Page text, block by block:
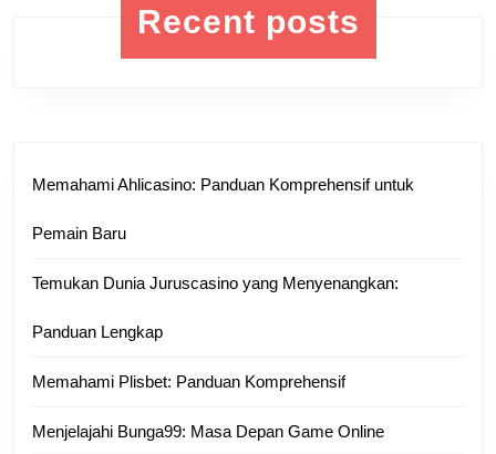
Recent posts
Memahami Ahlicasino: Panduan Komprehensif untuk
Pemain Baru
Temukan Dunia Juruscasino yang Menyenangkan:
Panduan Lengkap
Memahami Plisbet: Panduan Komprehensif
Menjelajahi Bunga99: Masa Depan Game Online